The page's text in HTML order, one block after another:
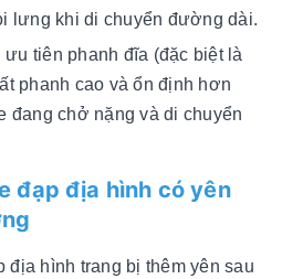
lưng khi di chuyển đường dài.
ưu tiên phanh đĩa (đặc biệt là
phanh cao và ổn định hơn
đang chở nặng và di chuyển
đạp địa hình có yên
địa hình trang bị thêm yên sau